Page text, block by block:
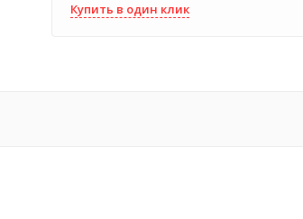
Купить в один клик